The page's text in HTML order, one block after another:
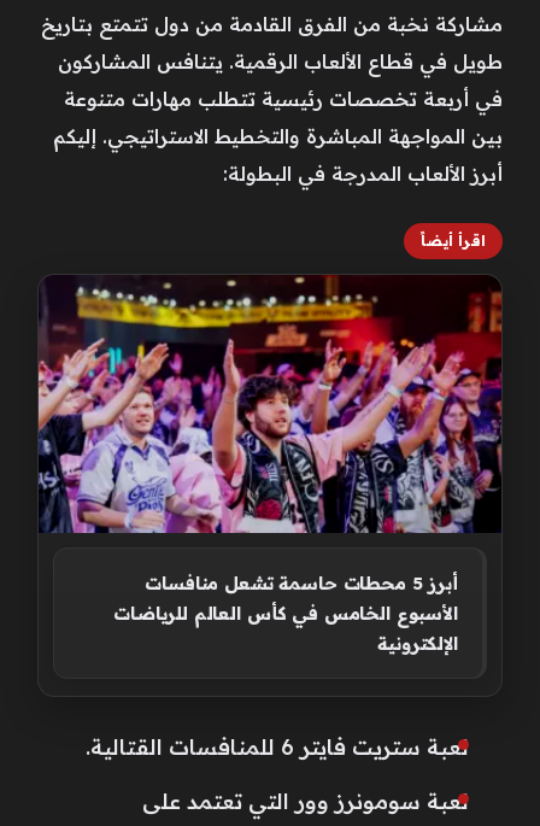
مشاركة نخبة من الفرق القادمة من دول تتمتع بتاريخ
طويل في قطاع الألعاب الرقمية. يتنافس المشاركون
في أربعة تخصصات رئيسية تتطلب مهارات متنوعة
بين المواجهة المباشرة والتخطيط الاستراتيجي. إليكم
أبرز الألعاب المدرجة في البطولة:
اقرأ أيضاً
أبرز 5 محطات حاسمة تشعل منافسات
الأسبوع الخامس في كأس العالم للرياضات
الإلكترونية
لعبة ستريت فايتر 6 للمنافسات القتالية.
لعبة سومونرز وور التي تعتمد على